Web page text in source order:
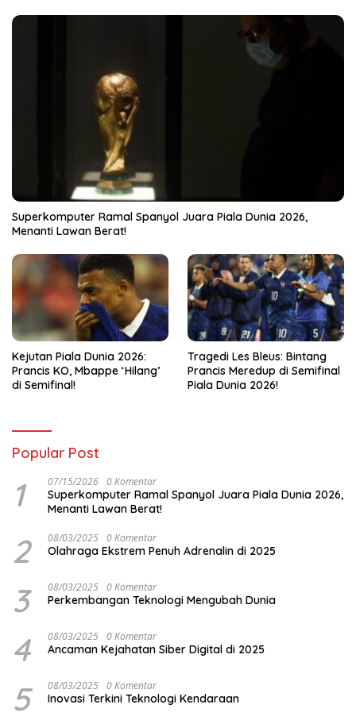
Superkomputer Ramal Spanyol Juara Piala Dunia 2026,
Menanti Lawan Berat!
Kejutan Piala Dunia 2026:
Prancis KO, Mbappe ‘Hilang’
di Semifinal!
Tragedi Les Bleus: Bintang
Prancis Meredup di Semifinal
Piala Dunia 2026!
Popular Post
1 07/15/2026 0 Komentar
Superkomputer Ramal Spanyol Juara Piala Dunia 2026,
Menanti Lawan Berat!
2 08/03/2025 0 Komentar
Olahraga Ekstrem Penuh Adrenalin di 2025
3 08/03/2025 0 Komentar
Perkembangan Teknologi Mengubah Dunia
4 08/03/2025 0 Komentar
Ancaman Kejahatan Siber Digital di 2025
5 08/03/2025 0 Komentar
Inovasi Terkini Teknologi Kendaraan